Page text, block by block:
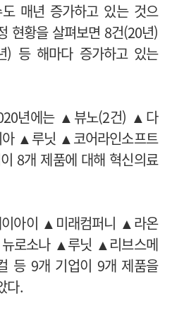
매년 증가하고 있는 것으
현황을 살펴보면 8건(20년)
등 해마다 증가하고 있는
년에는 ▲뷰노(2건) ▲다
▲루닛 ▲코어라인소프트
8개 제품에 대해 혁신의료
아이 ▲미래컴퍼니 ▲라온
로소나 ▲루닛 ▲리브스메
9개 기업이 9개 제품을
다.